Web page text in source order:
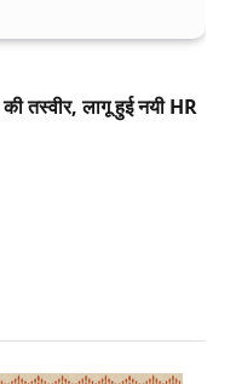
तस्वीर, लागू हुई नयी HR